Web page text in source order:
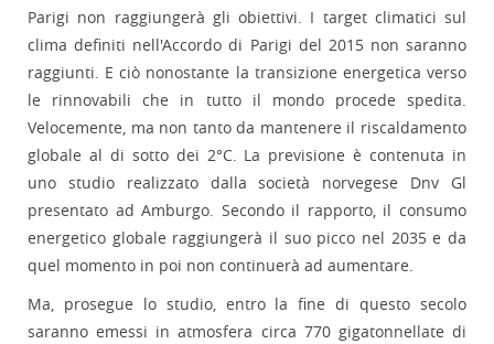
Parigi non raggiungerà gli obiettivi. I target climatici sul
clima definiti nell'Accordo di Parigi del 2015 non saranno
raggiunti. E ciò nonostante la transizione energetica verso
le rinnovabili che in tutto il mondo procede spedita.
Velocemente, ma non tanto da mantenere il riscaldamento
globale al di sotto dei 2°C. La previsione è contenuta in
uno studio realizzato dalla società norvegese Dnv Gl
presentato ad Amburgo. Secondo il rapporto, il consumo
energetico globale raggiungerà il suo picco nel 2035 e da
quel momento in poi non continuerà ad aumentare.
Ma, prosegue lo studio, entro la fine di questo secolo
saranno emessi in atmosfera circa 770 gigatonnellate di